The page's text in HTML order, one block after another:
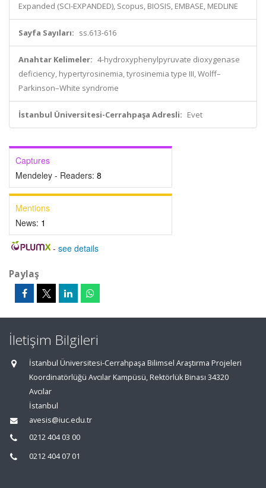
Expanded (SCI-EXPANDED), Scopus, BIOSIS, EMBASE, MEDLINE
Sayfa Sayıları: ss.613-616
Anahtar Kelimeler: 4-hydroxyphenylpyruvate dioxygenase
deficiency, hypertyrosinemia, tyrosinemia type III, Wolff–
Parkinson–White syndrome
İstanbul Üniversitesi-Cerrahpaşa Adresli: Evet
Captures
Mendeley - Readers: 8
Mentions
News: 1
- see details
Paylaş
İletişim Bilgileri
İstanbul Üniversitesi-Cerrahpaşa Bilimsel Araştırma Projeleri
Koordinatörlüğü Avcılar Kampüsü, Rektörlük Binası 34320
Avcılar
İstanbul
avesis@iuc.edu.tr
0212 404 03 00
0212 404 07 01